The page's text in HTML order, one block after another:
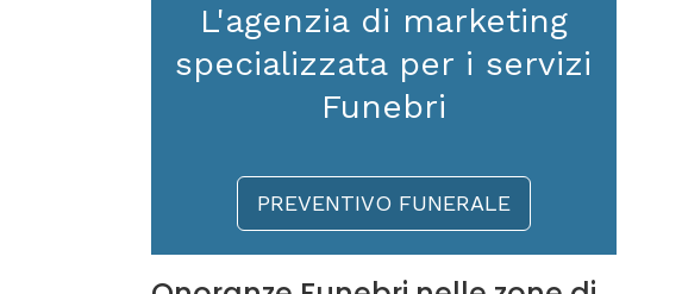
L'agenzia di marketing
specializzata per i servizi
Funebri
PREVENTIVO FUNERALE